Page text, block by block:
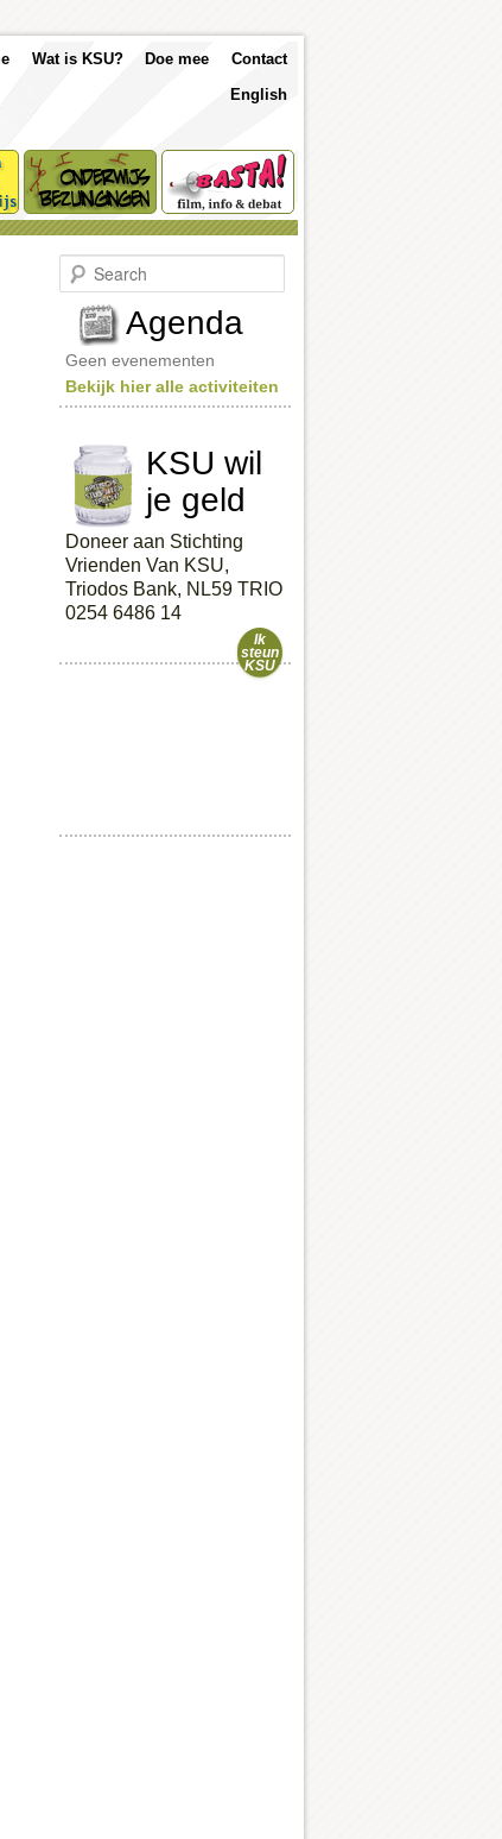
Contact
Doe mee
Wat is KSU?
English
e
c
h
Agenda
Geen evenementen
Bekijk hier alle activiteiten
KSU wil
je geld
Doneer aan Stichting
Vrienden Van KSU,
Triodos Bank, NL59 TRIO
0254 6486 14
Ik
steun
KSU